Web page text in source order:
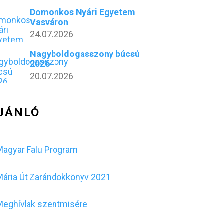
Domonkos Nyári Egyetem
Vasváron
24.07.2026
Nagyboldogasszony búcsú
2026
20.07.2026